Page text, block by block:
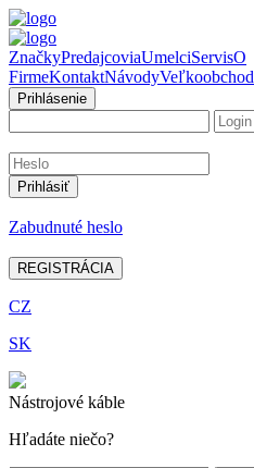
ZnačkyPredajcoviaUmelciServisO
FirmeKontaktNávodyVeľkoobchod
Prihlásenie
Zabudnuté heslo
REGISTRÁCIA
CZ
SK
Nástrojové káble
Hľadáte niečo?